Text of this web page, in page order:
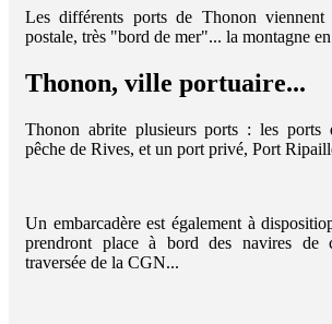
Les différents ports de Thonon viennent
postale, très "bord de mer"... la montagne
Thonon, ville portuaire...
Thonon abrite plusieurs ports : les ports
pêche de Rives, et un port privé, Port
Un embarcadère est également à
prendront place à bord des navires de
traversée de la CGN...